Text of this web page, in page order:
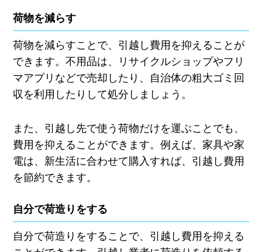
荷物を減らす
荷物を減らすことで、引越し費用を抑えることが
できます。不用品は、リサイクルショップやフリ
マアプリなどで売却したり、自治体の粗大ゴミ回
収を利用したりして処分しましょう。
また、引越し先で使う荷物だけを運ぶことでも、
費用を抑えることができます。例えば、家具や家
電は、新生活に合わせて購入すれば、引越し費用
を節約できます。
自分で荷造りをする
自分で荷造りをすることで、引越し費用を抑える